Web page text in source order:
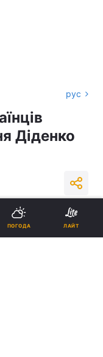
рус
Діденко
Google
ПОГОДА ЛАЙТ